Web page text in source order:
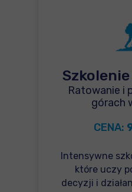
Ratowanie i
górach
CENA:
Intensywne
które uczy
decyzji i